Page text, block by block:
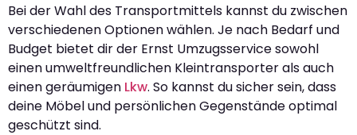
Bei der Wahl des Transportmittels kannst du zwischen
verschiedenen Optionen wählen. Je nach Bedarf und
Budget bietet dir der Ernst Umzugsservice sowohl
einen umweltfreundlichen Kleintransporter als auch
einen geräumigen Lkw. So kannst du sicher sein, dass
deine Möbel und persönlichen Gegenstände optimal
geschützt sind.